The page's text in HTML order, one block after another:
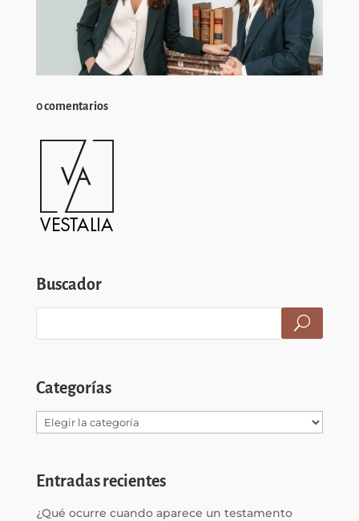
0 comentarios
Buscador
Categorías
Categorías
Entradas recientes
¿Qué ocurre cuando aparece un testamento